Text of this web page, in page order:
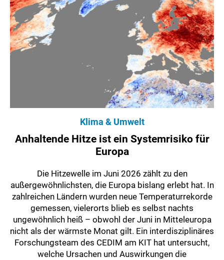
Klima & Umwelt
Anhaltende Hitze ist ein Systemrisiko für
Europa
Die Hitzewelle im Juni 2026 zählt zu den
außergewöhnlichsten, die Europa bislang erlebt hat. In
zahlreichen Ländern wurden neue Temperaturrekorde
gemessen, vielerorts blieb es selbst nachts
ungewöhnlich heiß – obwohl der Juni in Mitteleuropa
nicht als der wärmste Monat gilt. Ein interdisziplinäres
Forschungsteam des CEDIM am KIT hat untersucht,
welche Ursachen und Auswirkungen die